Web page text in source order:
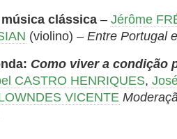
clássica – Jérôme
(violino) – Entre Portugal
Como viver a condição
CASTRO HENRIQUES,
VICENTE